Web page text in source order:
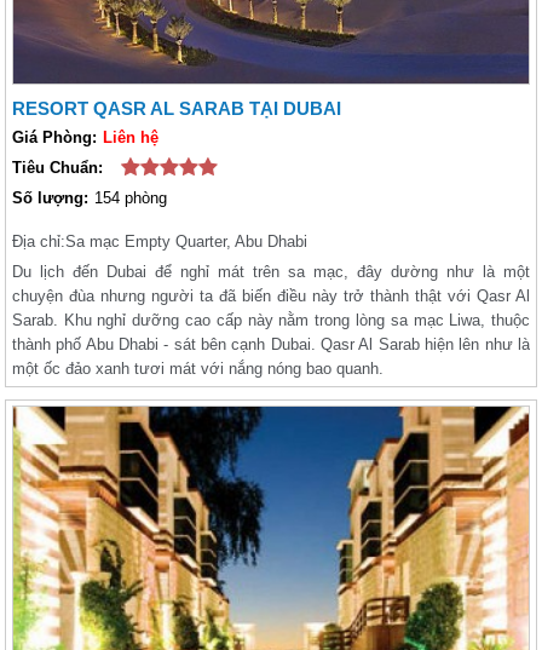
RESORT QASR AL SARAB TẠI DUBAI
Giá Phòng: Liên hệ
Tiêu Chuẩn:
Số lượng: 154 phòng
Địa chỉ:Sa mạc Empty Quarter, Abu Dhabi
Du lịch đến Dubai để nghỉ mát trên sa mạc, đây dường như là một
chuyện đùa nhưng người ta đã biến điều này trở thành thật với Qasr Al
Sarab. Khu nghỉ dưỡng cao cấp này nằm trong lòng sa mạc Liwa, thuộc
thành phố Abu Dhabi - sát bên cạnh Dubai. Qasr Al Sarab hiện lên như là
một ốc đảo xanh tươi mát với nắng nóng bao quanh.